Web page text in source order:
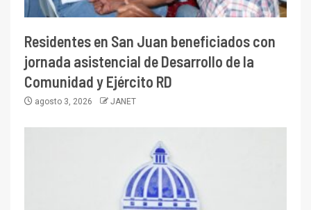
Residentes en San Juan beneficiados con
jornada asistencial de Desarrollo de la
Comunidad y Ejército RD
agosto 3, 2026 JANET